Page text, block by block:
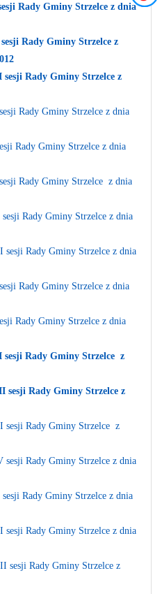
Rady Gminy Strzelce z dnia
Rady Gminy Strzelce z
Rady Gminy Strzelce z
Rady Gminy Strzelce z dnia
Rady Gminy Strzelce z dnia
Rady Gminy Strzelce z dnia
Rady Gminy Strzelce z dnia
Rady Gminy Strzelce z dnia
Rady Gminy Strzelce z dnia
Rady Gminy Strzelce z dnia
sesji Rady Gminy Strzelce z
sesji Rady Gminy Strzelce z
sesji Rady Gminy Strzelce z
sesji Rady Gminy Strzelce z dnia
Rady Gminy Strzelce z dnia
sesji Rady Gminy Strzelce z dnia
sesji Rady Gminy Strzelce z